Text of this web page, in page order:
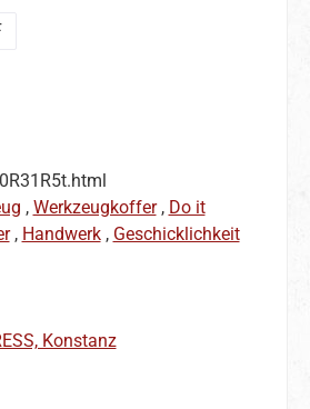
, Werkzeugkoffer, Do it
, Handwerk, Geschicklichkeit
Konstanz